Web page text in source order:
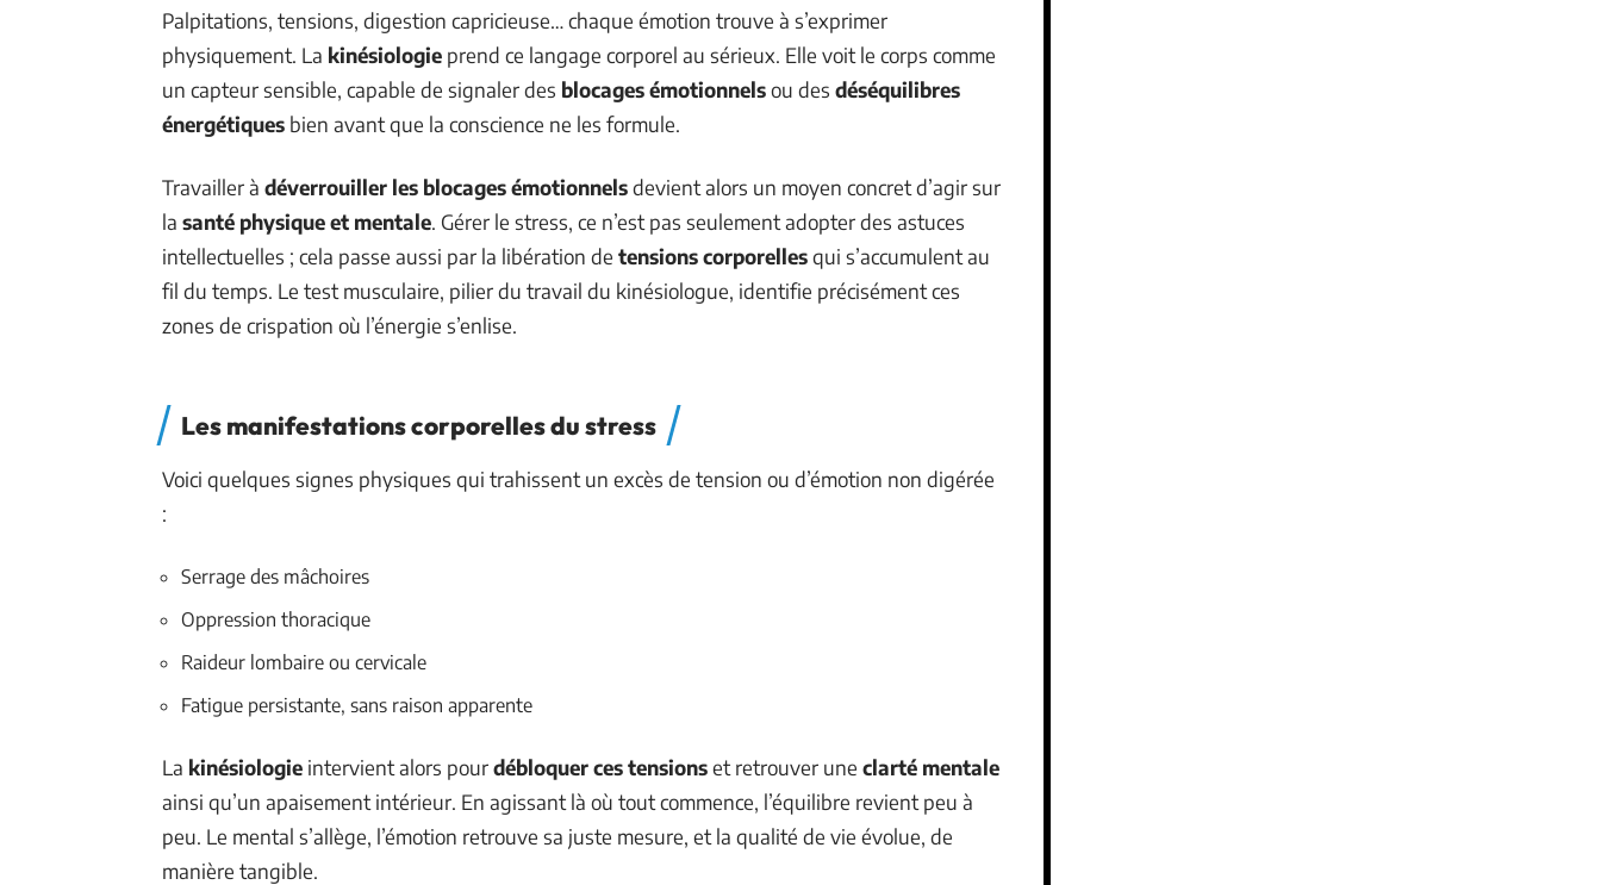
Palpitations, tensions, digestion capricieuse… chaque émotion trouve à s’exprimer
physiquement. La kinésiologie prend ce langage corporel au sérieux. Elle voit le corps comme
un capteur sensible, capable de signaler des blocages émotionnelsou des déséquilibres
énergétiques bien avant que la conscience ne les formule.
Travailler à déverrouiller les blocages émotionnelsdevient alors un moyen concret d’agir sur
la santé physique et mentale. Gérer le stress, ce n’est pas seulement adopter des astuces
intellectuelles ; cela passe aussi par la libération de tensions corporellesqui s’accumulent au
fil du temps. Le test musculaire, pilier du travail du kinésiologue, identifie précisément ces
zones de crispation où l’énergie s’enlise.
Les manifestations corporelles du stress
Voici quelques signes physiques qui trahissent un excès de tension ou d’émotion non digérée
:
Serrage des mâchoires
Oppression thoracique
Raideur lombaire ou cervicale
Fatigue persistante, sans raison apparente
La kinésiologie intervient alors pourdébloquer ces tensionset retrouver une clarté mentale
ainsi qu’un apaisement intérieur. En agissant là où tout commence, l’équilibre revient peu à
peu. Le mental s’allège, l’émotion retrouve sa juste mesure, et la qualité de vie évolue, de
manière tangible.